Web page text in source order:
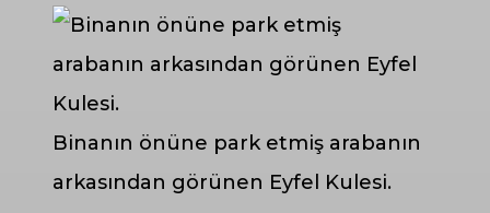
Binanın önüne park etmiş arabanın
arkasından görünen Eyfel Kulesi.